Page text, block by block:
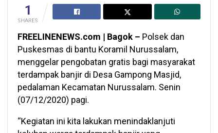
1
SHARES
FREELINENEWS.com | Bagok – Polsek dan
Puskesmas di bantu Koramil Nurussalam,
menggelar pengobatan gratis bagi masyarakat
terdampak banjir di Desa Gampong Masjid,
pedalaman Kecamatan Nurussalam. Senin
(07/12/2020) pagi.
“Kegiatan ini kita lakukan menindaklanjuti